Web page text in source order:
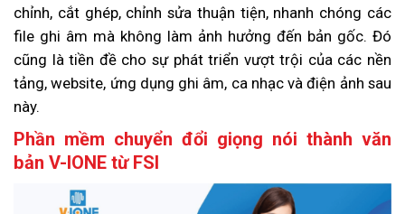
chỉnh, cắt ghép, chỉnh sửa thuận tiện, nhanh chóng các
file ghi âm mà không làm ảnh hưởng đến bản gốc. Đó
cũng là tiền đề cho sự phát triển vượt trội của các nền
tảng, website, ứng dụng ghi âm, ca nhạc và điện ảnh sau
này.
Phần mềm chuyển đổi giọng nói thành văn
bản V-IONE từ FSI